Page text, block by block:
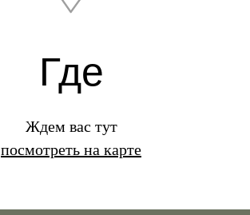
Где
Ждем вас тут
посмотреть на карте